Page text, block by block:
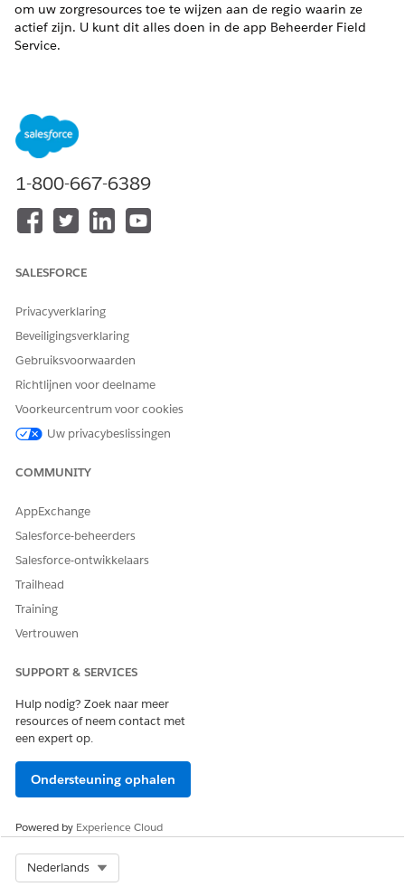
om uw zorgresources toe te wijzen aan de regio waarin ze
actief zijn. U kunt dit alles doen in de app Beheerder Field
Service.
Beschikbaar in:
Cloud en de uitbreidingslicentie Home Health Add-on
Maak een serviceresourcerecord voor elke zorgresource in
het veld. Field Service gebruikt deze records voor het
beheer van bezoektoewijzingen.
Maak serviceterritoriumrecords om de regio's weer te
Definieer bedrijfsuren voor elk serviceterritorium.
Een serviceresource toewijzen aan een serviceterritorium
voor Thuisgezondheid
Wijs serviceresources toe aan de serviceterritoria waarin ze
actief zijn. Hierdoor wordt een record voor
territorium aan elkaar relateert. Wijzig indien nodig de
verschillen van de bedrijfsuren van het serviceterritorium.
Field Service: Serviceterritoria, bedrijfsuren en ploegen
Laat ons weten wat we kunnen doen om te verbeteren!
1-800-667-6389
SALESFORCE
Privacyverklaring
Beveiligingsverklaring
Gebruiksvoorwaarden
Richtlijnen voor deelname
Voorkeurcentrum voor cookies
Uw privacybeslissingen
COMMUNITY
AppExchange
Salesforce-beheerders
Salesforce-ontwikkelaars
Trailhead
Training
Vertrouwen
SUPPORT & SERVICES
Hulp nodig? Zoek naar meer
resources of neem contact met
een expert op.
Ondersteuning ophalen
Powered by Experience Cloud
Nederlands